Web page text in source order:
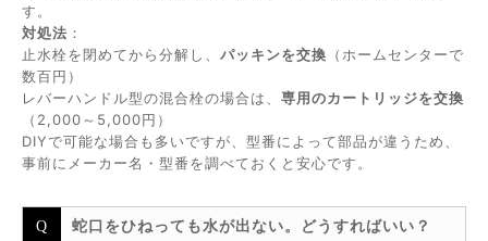
す。
対処法 ：
止水栓を閉めてから分解し、 パッキンを交換 （ホームセンターで
数百円）
レバーハンドル型の混合栓の場合は、 専用のカートリッジを交換
（2,000～5,000円）
DIYで可能な場合も多いですが、型番によって部品が違うため、
事前にメーカー名・型番を調べておくと安心です。
蛇口をひねっても水が出ない。どうすればいい？